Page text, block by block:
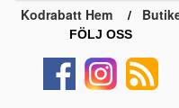
Kodrabatt Hem
FÖLJ OSS